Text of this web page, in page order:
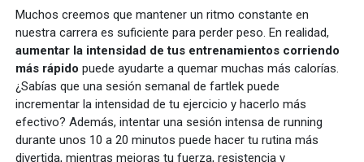
Muchos creemos que mantener un ritmo constante en
nuestra carrera es suficiente para perder peso. En realidad,
aumentar la intensidad de tus entrenamientos corriendo
más rápido puede ayudarte a quemar muchas más calorías.
¿Sabías que una sesión semanal de fartlek puede
incrementar la intensidad de tu ejercicio y hacerlo más
efectivo? Además, intentar una sesión intensa de running
durante unos 10 a 20 minutos puede hacer tu rutina más
divertida, mientras mejoras tu fuerza, resistencia y